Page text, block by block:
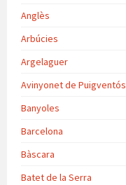
Anglès
Arbúcies
Argelaguer
Avinyonet de Puigventós
Banyoles
Barcelona
Bàscara
Batet de la Serra